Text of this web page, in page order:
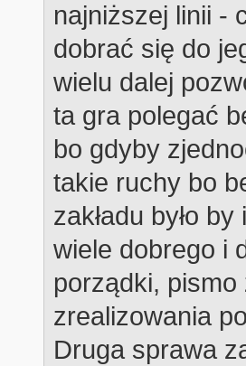
najniższej linii -
dobrać się do
wielu dalej
ta gra polegać
bo gdyby
takie ruchy bo
zakładu było
wiele dobrego i
porządki,
zrealizowania
Druga sprawa